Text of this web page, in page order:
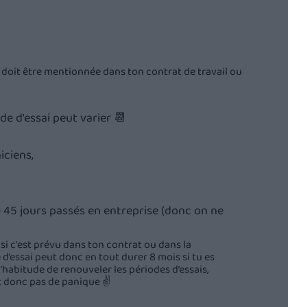
être mentionnée dans ton contrat de travail ou
d'essai peut varier 📆
45 jours passés en entreprise (donc on ne
c'est prévu dans ton contrat ou dans la
peut donc en tout durer 8 mois si tu es
de renouveler les périodes d’essais,
donc pas de panique ✌️